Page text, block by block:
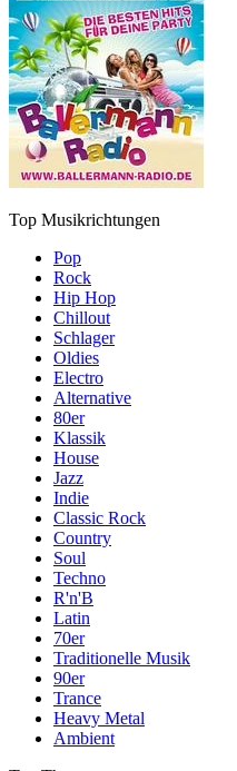
Top Musikrichtungen
Pop
Rock
Hip Hop
Chillout
Schlager
Oldies
Electro
Alternative
80er
Klassik
House
Jazz
Indie
Classic Rock
Country
Soul
Techno
R'n'B
Latin
70er
Traditionelle Musik
90er
Trance
Heavy Metal
Ambient